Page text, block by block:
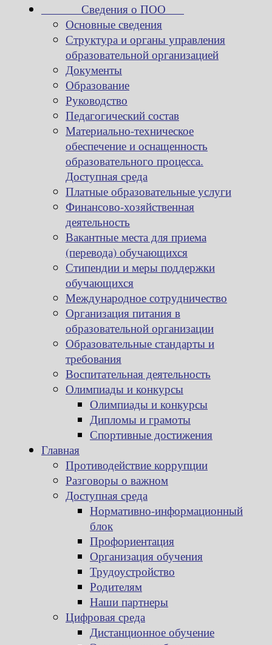
Сведения о ПОО
Основные сведения
Структура и органы управления
образовательной организацией
Документы
Образование
Руководство
Педагогический состав
Материально-техническое
обеспечение и оснащенность
образовательного процесса.
Доступная среда
Платные образовательные услуги
Финансово-хозяйственная
деятельность
Вакантные места для приема
(перевода) обучающихся
Стипендии и меры поддержки
обучающихся
Международное сотрудничество
Организация питания в
образовательной организации
Образовательные стандарты и
требования
Воспитательная деятельность
Олимпиады и конкурсы
Олимпиады и конкурсы
Дипломы и грамоты
Спортивные достижения
Главная
Противодействие коррупции
Разговоры о важном
Доступная среда
Нормативно-информационный
блок
Профориентация
Организация обучения
Трудоустройство
Родителям
Наши партнеры
Цифровая среда
Дистанционное обучение